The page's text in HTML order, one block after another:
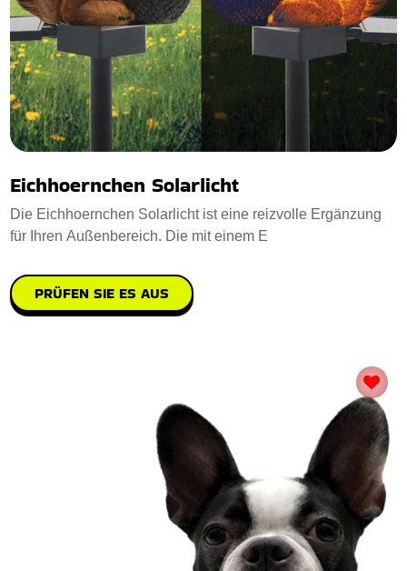
Eichhoernchen Solarlicht
Die Eichhoernchen Solarlicht ist eine reizvolle Ergänzung
für Ihren Außenbereich. Die mit einem E
PRÜFEN SIE ES AUS